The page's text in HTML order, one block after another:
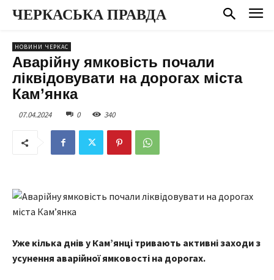
ЧЕРКАСЬКА ПРАВДА
НОВИНИ ЧЕРКАС
Аварійну ямковість почали
ліквідовувати на дорогах міста
Кам’янка
07.04.2024 0 340
Уже кілька днів у Кам’янці тривають активні заходи з
усунення аварійної ямковості на дорогах.